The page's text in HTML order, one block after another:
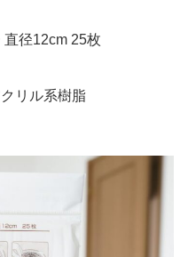
径12cm 25枚
リル系樹脂